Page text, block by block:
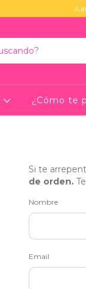
¿Cómo te
Si te
de orden.
Nombre
Email